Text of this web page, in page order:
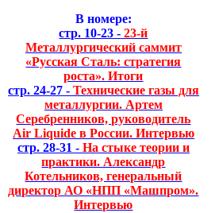
В номере:
стр. 10-23 - 23-й
Металлургический саммит
«Русская Сталь: стратегия
роста». Итоги
стр. 24-27 - Технические газы для
металлургии. Артем
Серебренников, руководитель
Air Liquide в России. Интервью
стр. 28-31 - На стыке теории и
практики. Александр
Котельников, генеральный
директор АО «НПП «Машпром».
Интервью